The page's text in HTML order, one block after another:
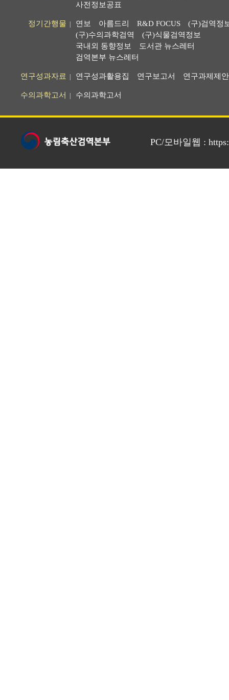
사전정보공표
정기간행물 연보 아름드리 R&D FOCUS
(구)검역정
(구)수의과학검역
(구)식물검역정보
국내외 동향정보
도서관 뉴스레터
검역본부 뉴스레터
연구성과자료 연구성과활용집 연구보고서 연구과제제
수의과학고서 수의과학고서
PC/모바일웹 :